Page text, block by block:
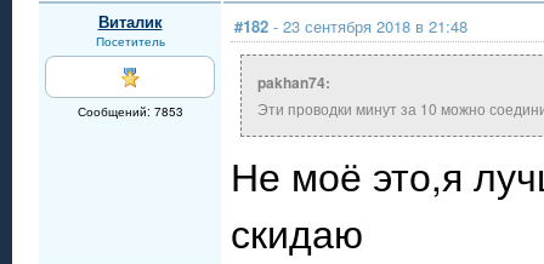
Виталик
Посетитель
Сообщений: 7853
#182 - 23 сентября 2018 в 21:48
pakhan74:
Эти проводки минут за 10 можно
Не моё это,я
скидаю